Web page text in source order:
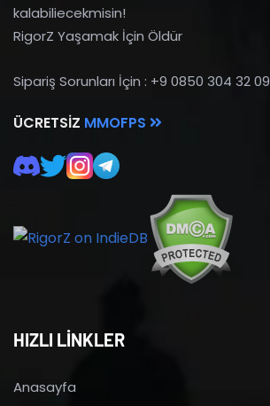
kalabiliecekmisin!
RigorZ Yaşamak İçin Öldür
Sipariş Sorunları İçin : +9 0850 304 32 09
ÜCRETSIZ MMOFPS
HIZLI LİNKLER
Anasayfa